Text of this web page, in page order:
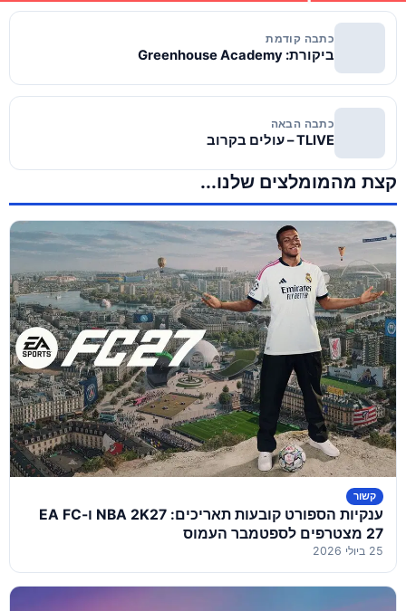
כתבה קודמת
ביקורת: Greenhouse Academy
כתבה הבאה
TLIVE – עולים בקרוב
קצת מהמומלצים שלנו...
קשור
ענקיות הספורט קובעות תאריכים: NBA 2K27 ו-EA FC
27 מצטרפים לספטמבר העמוס
25 ביולי 2026